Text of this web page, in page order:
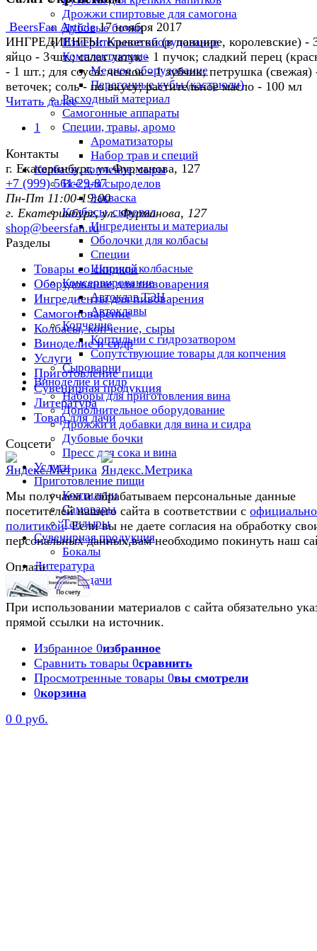
Дрожжи спиртовые для самогона
Дубовые бочки
Измерительное оборудование
Комплектующие
Медное оборудование
Перегонные кубы (кастрюли)
Расходный материал
Самогонные аппараты
Специи, травы, аромо
Ароматизаторы
Набор трав и специй
Колбасы, копчение, сыры
Всё для сыроделов
Закваска
Колбасы, сыровял
Ингредиенты и материалы
Оболочки для колбасы
Специи
Шприцы колбасные
Консервирование
Автоклав ТЭН
Автоклавы
Копчение
Коптильни с гидрозатвором
Сопутствующие товары для копчения
Сыроварни
Виноделие и сидр
Наборы для приготовления вина
Дополнительное оборудование
Дрожжи и добавки для вина и сидра
Дубовые бочки
Пресс для сока и вина
Услуги
Приготовление пищи
Коптильни
Самовары
Тандыры
Сувенирная продукция
Бокалы
Литература
Товар для дачи
BeersFan Article 17 ноября 2017
ИНГРЕДИЕНТЫ: Креветки (в панцире, королевские) -
яйцо - 3 шт.; салат латук - 1 пучок; сладкий перец
- 1 шт.; для соуса: чеснок - 1 зубчик; петрушка (свежая)
веточек; соль - по вкусу; растительное масло - 100 мл
Читать далее →
1
Контакты
г. Екатеринбург, ул.Фурманoва, 127
+7 (999) 561-29-87
Пн-Пт 11:00-19:00
г. Екатеринбург, ул. Фурманoва, 127
shop@beersfan.ru
Разделы
Товары со скидкой
Оборудование для пивоварения
Ингредиенты для пивоварения
Самогоноварение
Колбасы, копчение, сыры
Виноделие и сидр
Услуги
Приготовление пищи
Сувенирная продукция
Литература
Товар для дачи
Соцсети
Мы получаем и обрабатываем персональные данные
посетителей нашего сайта в соответствии с
политикой. Если вы не даете согласия на обработку
персональных данных,вам необходимо покинуть наш
Оплата
При использовании материалов с сайта обязательно
прямой ссылки на источник.
Избранное 0избранное
Сравнить товары 0сравнить
Просмотренные товары 0вы смотрели
0корзина
0 0 руб.